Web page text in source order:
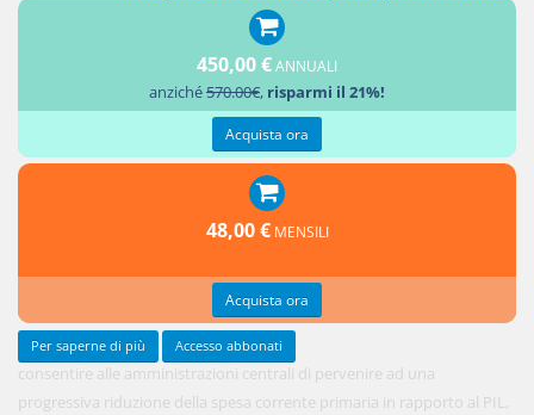
consentire alle amministrazioni centrali di pervenire ad una
progressiva riduzione della spesa corrente primaria in rapporto al PIL,
450,00 €ANNUALI
anziché570.00€, risparmi il 21%!
Acquista ora
48,00 € MENSILI
Acquista ora
Per saperne di più Accesso abbonati